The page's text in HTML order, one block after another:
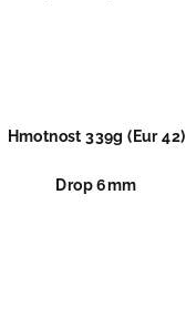
Hmotnost 339g (Eur 42)
Drop 6mm